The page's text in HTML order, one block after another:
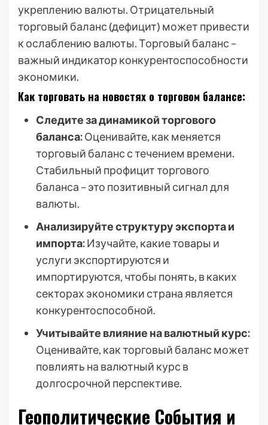
укреплению валюты. Отрицательный
торговый баланс (дефицит) может привести
к ослаблению валюты. Торговый баланс –
важный индикатор конкурентоспособности
экономики.
Как торговать на новостях о торговом балансе:
Следите за динамикой торгового
баланса:Оценивайте, как меняется
торговый баланс с течением времени.
Стабильный профицит торгового
баланса – это позитивный сигнал для
валюты.
Анализируйте структуру экспорта и
импорта:Изучайте, какие товары и
услуги экспортируются и
импортируются, чтобы понять, в каких
секторах экономики страна является
конкурентоспособной.
Учитывайте влияние на валютный курс:
Оценивайте, как торговый баланс может
повлиять на валютный курс в
долгосрочной перспективе.
Геополитические События и